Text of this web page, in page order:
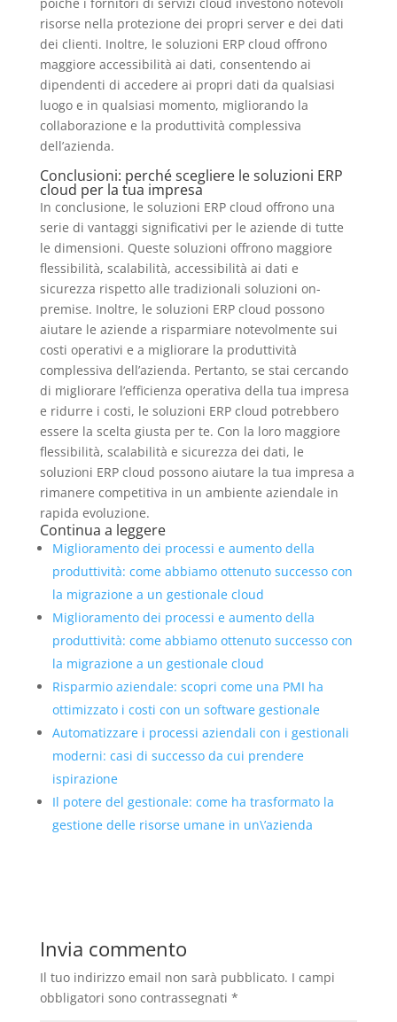
risorse nella protezione dei propri server e dei dati
dei clienti. Inoltre, le soluzioni ERP cloud offrono
maggiore accessibilità ai dati, consentendo ai
dipendenti di accedere ai propri dati da qualsiasi
luogo e in qualsiasi momento, migliorando la
collaborazione e la produttività complessiva
dell’azienda.
Conclusioni: perché scegliere le soluzioni ERP
cloud per la tua impresa
In conclusione, le soluzioni ERP cloud offrono una
serie di vantaggi significativi per le aziende di tutte
le dimensioni. Queste soluzioni offrono maggiore
flessibilità, scalabilità, accessibilità ai dati e
sicurezza rispetto alle tradizionali soluzioni on-
premise. Inoltre, le soluzioni ERP cloud possono
aiutare le aziende a risparmiare notevolmente sui
costi operativi e a migliorare la produttività
complessiva dell’azienda. Pertanto, se stai cercando
di migliorare l’efficienza operativa della tua impresa
e ridurre i costi, le soluzioni ERP cloud potrebbero
essere la scelta giusta per te. Con la loro maggiore
flessibilità, scalabilità e sicurezza dei dati, le
soluzioni ERP cloud possono aiutare la tua impresa a
rimanere competitiva in un ambiente aziendale in
rapida evoluzione.
Continua a leggere
Miglioramento dei processi e aumento della
produttività: come abbiamo ottenuto successo con
la migrazione a un gestionale cloud
Miglioramento dei processi e aumento della
produttività: come abbiamo ottenuto successo con
la migrazione a un gestionale cloud
Risparmio aziendale: scopri come una PMI ha
ottimizzato i costi con un software gestionale
Automatizzare i processi aziendali con i gestionali
moderni: casi di successo da cui prendere
ispirazione
Il potere del gestionale: come ha trasformato la
gestione delle risorse umane in un\’azienda
Invia commento
Il tuo indirizzo email non sarà pubblicato. I campi
obbligatori sono contrassegnati *